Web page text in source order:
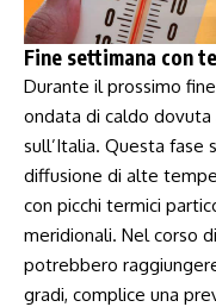
Fine settimana con‍
Durante il prossimo​
ondata di caldo dovuta
sull’Italia. Questa fase
diffusione‍ di alte⁢
con picchi termici
meridionali. Nel corso
‌potrebbero⁢
gradi, complice ‍una